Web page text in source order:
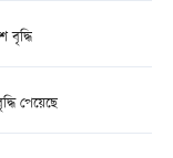
বৃদ্ধি
পেয়েছে